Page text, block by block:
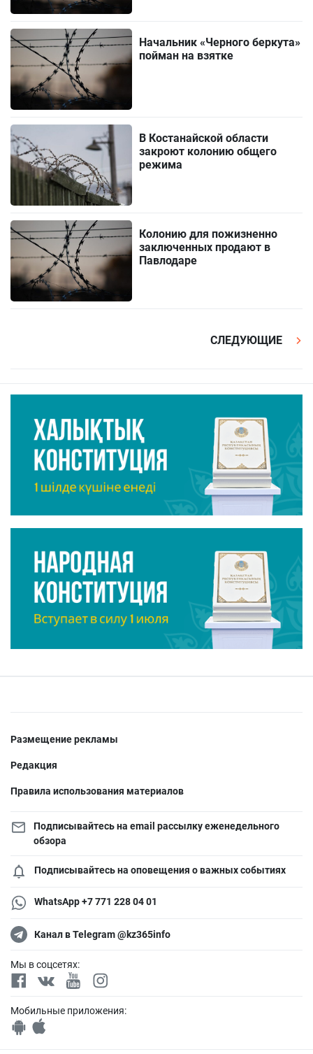
Начальник «Черного беркута»
пойман на взятке
В Костанайской области
закроют колонию общего
режима
Колонию для пожизненно
заключенных продают в
Павлодаре
СЛЕДУЮЩИЕ
Размещение рекламы
Редакция
Правила использования материалов
Подписывайтесь на email рассылку еженедельного
обзора
Подписывайтесь на оповещения о важных событиях
WhatsApp +7 771 228 04 01
Канал в Telegram @kz365info
Мы в соцсетях:
Мобильные приложения: